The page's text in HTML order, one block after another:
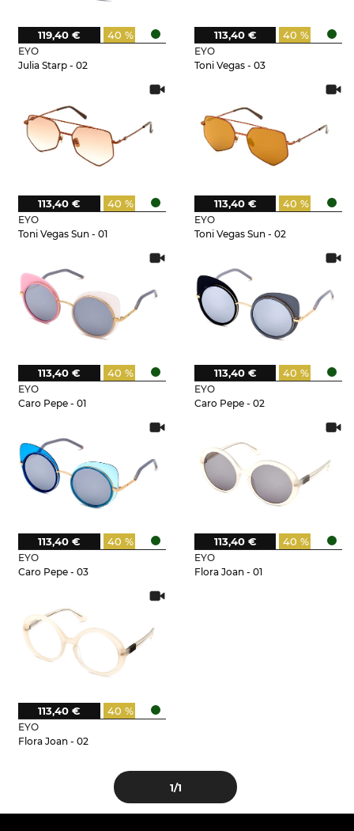
EYO
Julia Starp - 02
40 %
119,40 €
EYO
Toni Vegas - 03
40 %
113,40 €
EYO
Toni Vegas Sun - 01
40 %
113,40 €
EYO
Toni Vegas Sun - 02
40 %
113,40 €
EYO
Caro Pepe - 01
40 %
113,40 €
EYO
Caro Pepe - 02
40 %
113,40 €
EYO
Caro Pepe - 03
40 %
113,40 €
EYO
Flora Joan - 01
40 %
113,40 €
EYO
Flora Joan - 02
40 %
113,40 €
1/1